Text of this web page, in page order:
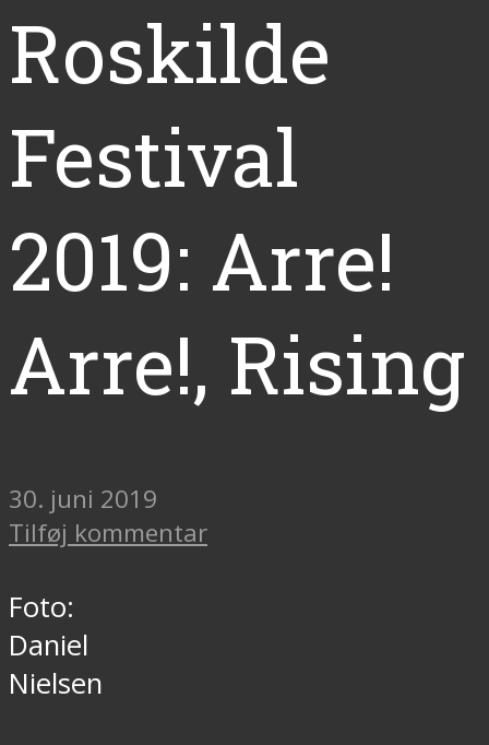
Roskilde
Festival
2019: Arre!
Arre!, Rising
30. juni 2019
Tilføj kommentar
Foto:
Daniel
Nielsen